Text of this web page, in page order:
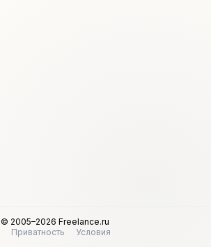
© 2005–2026 Freelance.ru
Приватность
Условия